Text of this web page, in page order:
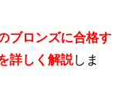
ブロンズに合格す
詳しく解説しま